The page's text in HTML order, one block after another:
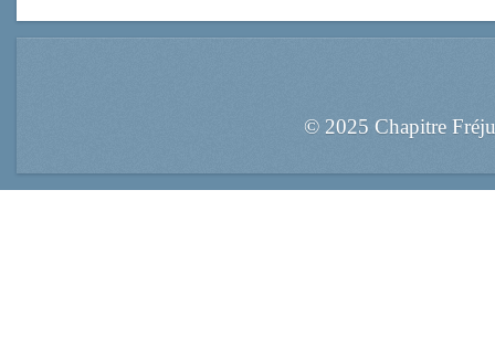
© 2025 Chapitre